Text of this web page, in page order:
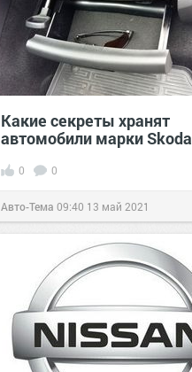
Какие секреты хранят
автомобили марки Skoda
0 0
Авто-Тема 09:40 13 май 2021